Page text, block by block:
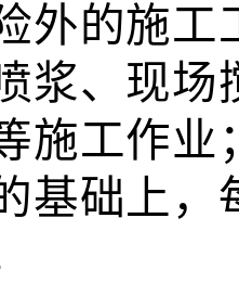
外的施
浆、现场
施工作业
基础上，